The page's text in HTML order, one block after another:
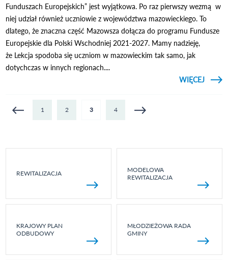
Funduszach Europejskich” jest wyjątkowa. Po raz pierwszy wezmą w
niej udział również uczniowie z województwa mazowieckiego. To
dlatego, że znaczna część Mazowsza dołącza do programu Fundusze
Europejskie dla Polski Wschodniej 2021-2027. Mamy nadzieję,
że Lekcja spodoba się uczniom w mazowieckim tak samo, jak
dotychczas w innych regionach....
CZYTAJ
WIĘCEJ
O
Strony 1 2 3 4
REWITALIZACJA
MODELOWA
REWITALIZACJA
KRAJOWY PLAN
ODBUDOWY
MŁODZIEŻOWA RADA
GMINY